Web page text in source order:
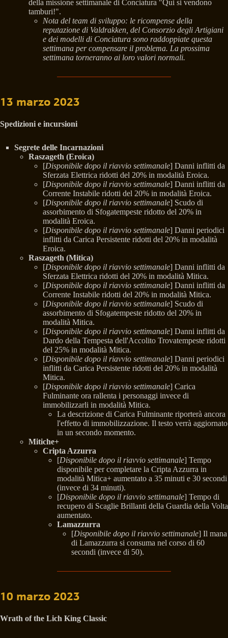
della missione settimanale di Conciatura "Qui si vendono
tamburi!".
Nota del team di sviluppo: le ricompense della
reputazione di Valdrakken, del Consorzio degli Artigiani
e dei modelli di Conciatura sono raddoppiate questa
settimana per compensare il problema. La prossima
settimana torneranno ai loro valori normali.
13 marzo 2023
Spedizioni e incursioni
Segrete delle Incarnazioni
Raszageth (Eroica)
[Disponibile dopo il riavvio settimanale] Danni inflitti da
Sferzata Elettrica ridotti del 20% in modalità Eroica.
[Disponibile dopo il riavvio settimanale] Danni inflitti da
Corrente Instabile ridotti del 20% in modalità Eroica.
[Disponibile dopo il riavvio settimanale] Scudo di
assorbimento di Sfogatempeste ridotto del 20% in
modalità Eroica.
[Disponibile dopo il riavvio settimanale] Danni periodici
inflitti da Carica Persistente ridotti del 20% in modalità
Eroica.
Raszageth (Mitica)
[Disponibile dopo il riavvio settimanale] Danni inflitti da
Sferzata Elettrica ridotti del 20% in modalità Mitica.
[Disponibile dopo il riavvio settimanale] Danni inflitti da
Corrente Instabile ridotti del 20% in modalità Mitica.
[Disponibile dopo il riavvio settimanale] Scudo di
assorbimento di Sfogatempeste ridotto del 20% in
modalità Mitica.
[Disponibile dopo il riavvio settimanale] Danni inflitti da
Dardo della Tempesta dell'Accolito Trovatempeste ridotti
del 25% in modalità Mitica.
[Disponibile dopo il riavvio settimanale] Danni periodici
inflitti da Carica Persistente ridotti del 20% in modalità
Mitica.
[Disponibile dopo il riavvio settimanale] Carica
Fulminante ora rallenta i personaggi invece di
immobilizzarli in modalità Mitica.
La descrizione di Carica Fulminante riporterà ancora
l'effetto di immobilizzazione. Il testo verrà aggiornato
in un secondo momento.
Mitiche+
Cripta Azzurra
[Disponibile dopo il riavvio settimanale] Tempo
disponibile per completare la Cripta Azzurra in
modalità Mitica+ aumentato a 35 minuti e 30 secondi
(invece di 34 minuti).
[Disponibile dopo il riavvio settimanale] Tempo di
recupero di Scaglie Brillanti della Guardia della Volta
aumentato.
Lamazzurra
[Disponibile dopo il riavvio settimanale] Il mana
di Lamazzurra si consuma nel corso di 60
secondi (invece di 50).
10 marzo 2023
Wrath of the Lich King Classic